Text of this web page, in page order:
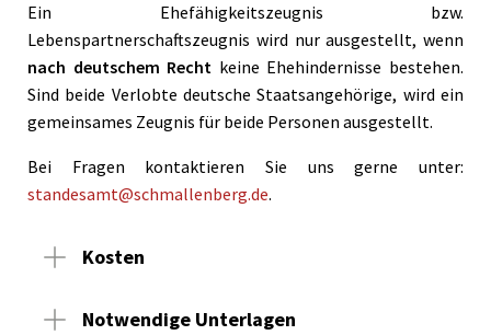
Ein Ehefähigkeitszeugnis bzw.
Lebenspartnerschaftszeugnis wird nur ausgestellt, wenn
nach deutschem Recht keine Ehehindernisse bestehen.
Sind beide Verlobte deutsche Staatsangehörige, wird ein
gemeinsames Zeugnis für beide Personen ausgestellt.
Bei Fragen kontaktieren Sie uns gerne unter:
standesamt@schmallenberg.de.
Kosten
Notwendige Unterlagen